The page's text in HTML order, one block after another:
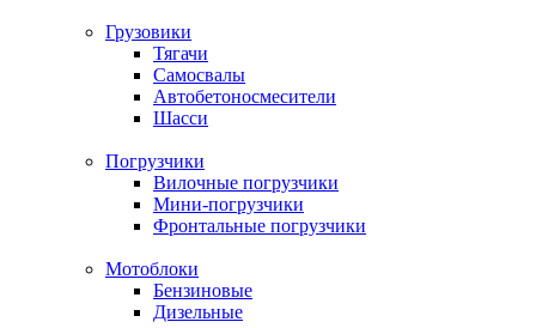
Грузовики
Тягачи
Самосвалы
Автобетоносмесители
Шасси
Погрузчики
Вилочные погрузчики
Мини-погрузчики
Фронтальные погрузчики
Мотоблоки
Бензиновые
Дизельные